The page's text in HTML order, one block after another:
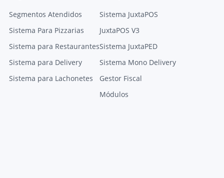
Segmentos Atendidos
Sistema Para Pizzarias
Sistema para Restaurantes
Sistema para Delivery
Sistema para Lachonetes
Sistema JuxtaPOS
JuxtaPOS V3
Sistema JuxtaPED
Sistema Mono Delivery
Gestor Fiscal
Módulos